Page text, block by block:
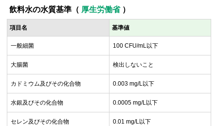
飲料水の水質基準（ 厚生労働省 ）
項目名 基準値
一般細菌 100 CFU/mL以下
大腸菌 検出しないこと
カドミウム及びその化合物 0.003 mg/L以下
水銀及びその化合物 0.0005 mg/L以下
セレン及びその化合物 0.01 mg/L以下